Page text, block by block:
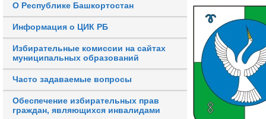
О Республике Башкортостан
Информация о ЦИК РБ
Избирательные комиссии на сайтах
муниципальных образований
Часто задаваемые вопросы
Обеспечение избирательных прав
граждан, являющихся инвалидами